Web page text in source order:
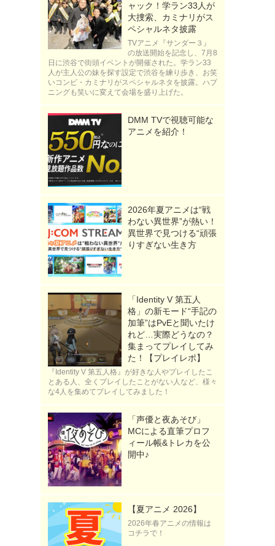
ャック！学ラン33人が
大捜索、カミナリがス
ペシャルネタ披露
TVアニメ『サンダー３』
の放送開始を記念し、7月8
日に渋谷で街頭イベントが開催された。学ラン33
人が主人公の妹を探す設定で渋谷を練り歩き、お笑
いコンビ・カミナリがスペシャルネタを披露。ハプ
ニングも笑いに変えて会場を盛り上げた。
DMM TVで視聴可能な
アニメを紹介！
2026年夏アニメは“戦
わない異世界”が熱い！
異世界で見つける“頑張
りすぎない生き方
「Identity V 第五人
格」の新モード“手記の
加筆”はPvEと聞いたけ
れど…実際どうなの？
集まってプレイしてみ
た！【プレイレポ】
『Identity V 第五人格』が好きな人やプレイしたこ
とある人、全くプレイしたことがない人など、様々
な4人を集めてプレイしてみました！
「声優と夜あそび」
MCによる直筆プロフ
ィール帳&トレカを公
開中♪
【夏アニメ 2026】
2026年春アニメの情報は
コチラで！